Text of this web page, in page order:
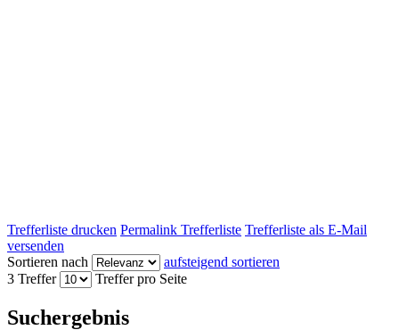
Trefferliste drucken Permalink Trefferliste Trefferliste als E-Mail
versenden
Sortieren nach
aufsteigend sortieren
3 Treffer
Treffer pro Seite
Suchergebnis